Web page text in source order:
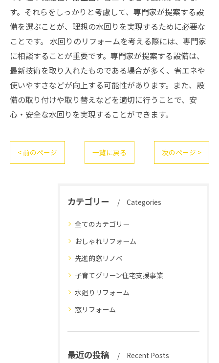
す。それらをしっかりと考慮して、専門家が提案する設
備を選ぶことが、理想の水回りを実現するために必要な
ことです。 水回りのリフォームを考える際には、専門家
に相談することが重要です。専門家が提案する設備は、
最新技術を取り入れたものである場合が多く、省エネや
使いやすさなどが向上する可能性があります。また、設
備の取り付けや取り替えなどを適切に行うことで、安
心・安全な水回りを実現することができます。
< 前のページ 一覧に戻る 次のページ >
カテゴリー Categories
全てのカテゴリー
おしゃれリフォーム
先進的窓リノベ
子育てグリーン住宅支援事業
水廻りリフォーム
窓リフォーム
最近の投稿 Recent Posts